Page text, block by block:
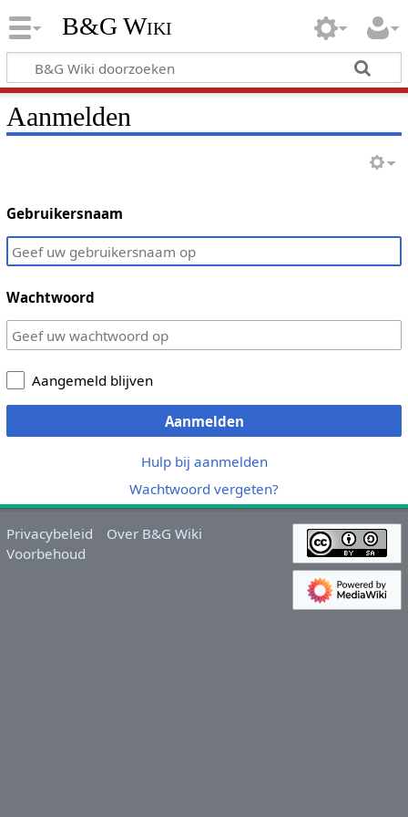
B&G Wiki
Aanmelden
Gebruikersnaam
Wachtwoord
Aangemeld blijven
Aanmelden
Hulp bij aanmelden
Wachtwoord vergeten?
Privacybeleid
Over B&G Wiki
Voorbehoud